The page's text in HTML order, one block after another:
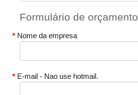
Formulário de orçamento
Nome da empresa
E-mail - Nao use hotmail.